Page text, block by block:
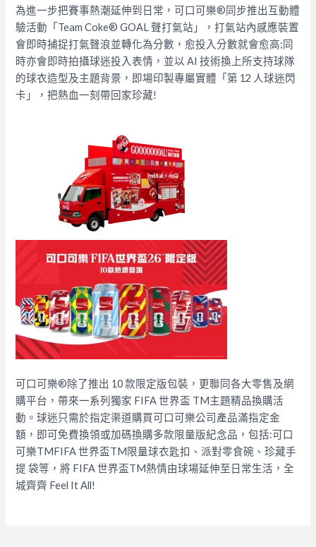
為進一步把賽事熱潮延伸到日常，可口可樂®同步推出互動體
驗活動「Team Coke® GOAL 聲打氣站」，打氣站內感應裝置
會即時捕捉打氣聲浪並轉化為分數，愈投入分數就會愈高;同
時亦會即時拍攝球迷投入表情，並以 AI 技術換上所支持球隊
的球衣造型及主題背景，即場印製專屬實體「第 12 人球迷閃
卡」，把熱血一刻帶回家珍藏!
可口可樂®除了推出 10 款限定版包裝，更聯同各大零售及網
購平台，帶來一系列獨家 FIFA 世界盃 TM主題精品換購活
動。球迷只需於指定渠道購買可口可樂公司產品滿指定金
額，即可免費換領或加碼換購多款限量版紀念品，包括:可口
可樂TMFIFA 世界盃TM限量球衣匙扣、派對零食碗、珍藏手
提 袋等，將 FIFA 世界盃TM熱情由球場延伸至日常生活，全
城齊齊 Feel It All!